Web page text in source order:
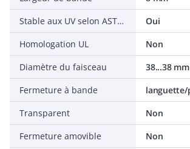
Stable aux UV selon ASTM D6779
Oui
Homologation UL
Non
Diamètre du faisceau
38...38 mm
Fermeture à bande
Transparent
Non
Fermeture amovible
Non